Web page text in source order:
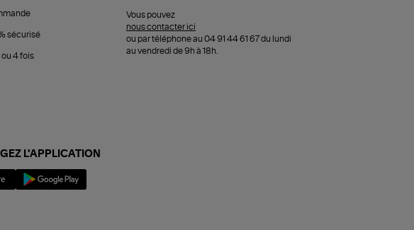
sécurisé
ou 4 fois
Vous pouvez
nous contacter ici
ou par téléphone au 04 91 44 61 67 du lundi
au vendredi de 9h à 18h.
L'APPLICATION